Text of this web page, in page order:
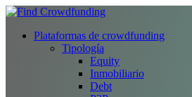
Plataformas de crowdfunding
Tipología
Equity
Inmobiliario
Debt